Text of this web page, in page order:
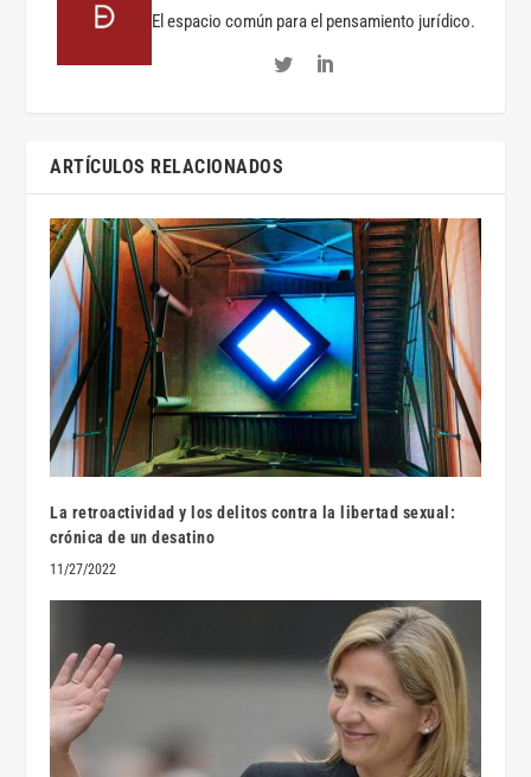
El espacio común para el pensamiento jurídico.
ARTÍCULOS RELACIONADOS
La retroactividad y los delitos contra la libertad sexual:
crónica de un desatino
11/27/2022